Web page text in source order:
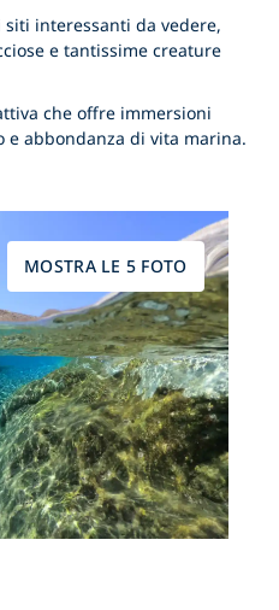
interessanti da vedere,
e tantissime creature
che offre immersioni
e abbondanza di vita marina.
MOSTRA LE 5 FOTO